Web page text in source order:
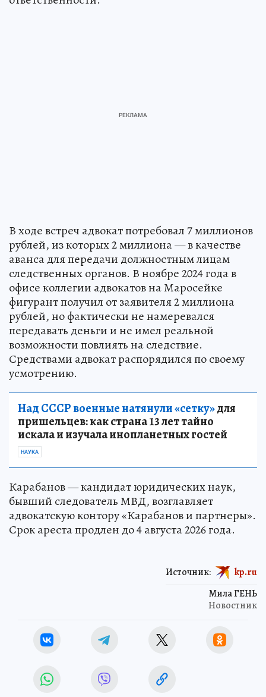
В ходе встреч адвокат потребовал 7 миллионов
рублей, из которых 2 миллиона — в качестве
аванса для передачи должностным лицам
следственных органов. В ноябре 2024 года в
офисе коллегии адвокатов на Маросейке
фигурант получил от заявителя 2 миллиона
рублей, но фактически не намеревался
передавать деньги и не имел реальной
возможности повлиять на следствие.
Средствами адвокат распорядился по своему
усмотрению.
Над СССР военные натянули «сетку»для
пришельцев: как страна 13 лет тайно
искала и изучала инопланетных гостей
НАУКА
Карабанов — кандидат юридических наук,
бывший следователь МВД, возглавляет
адвокатскую контору «Карабанов и партнеры».
Срок ареста продлен до 4 августа 2026 года.
Мила ГЕНЬ
Новостник
Источник: kp.ru